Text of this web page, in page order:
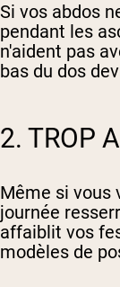
Si vos abdos
pendant les
n'aident pas
bas du dos
2. TROP
Même si vous
journée
affaiblit vos
modèles de